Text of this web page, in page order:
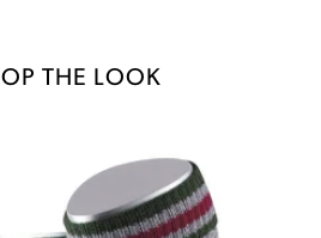
THE LOOK